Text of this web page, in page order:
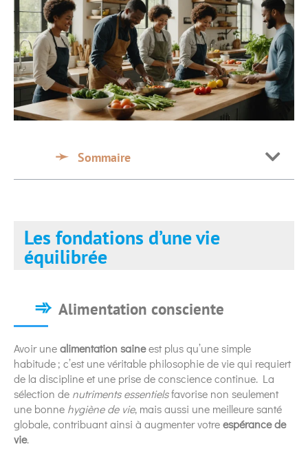
Sommaire
Les fondations d’une vie
équilibrée
Alimentation consciente
Avoir unealimentation saineest plus qu’une simple
habitude ; c’est une véritable philosophie de vie qui requiert
de la discipline et une prise de conscience continue. La
sélection de nutriments essentielsfavorise non seulement
une bonne hygiène de vie, mais aussi une meilleure santé
globale, contribuant ainsi à augmenter votreespérance de
vie.